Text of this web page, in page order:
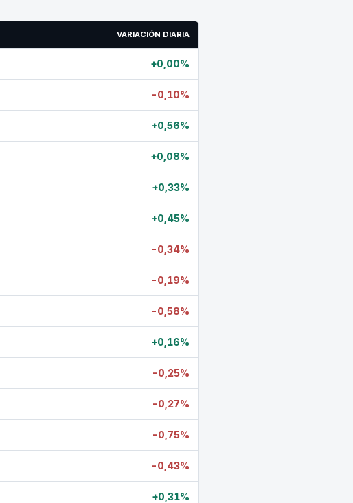
VARIACIÓN DIARIA
+0,00%
-0,10%
+0,56%
+0,08%
+0,33%
+0,45%
-0,34%
-0,19%
-0,58%
+0,16%
-0,25%
-0,27%
-0,75%
-0,43%
+0,31%